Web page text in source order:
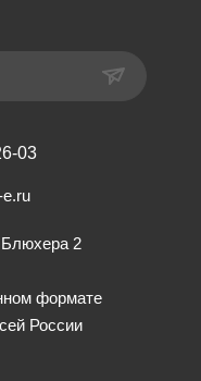
03
Блюхера 2
формате
России